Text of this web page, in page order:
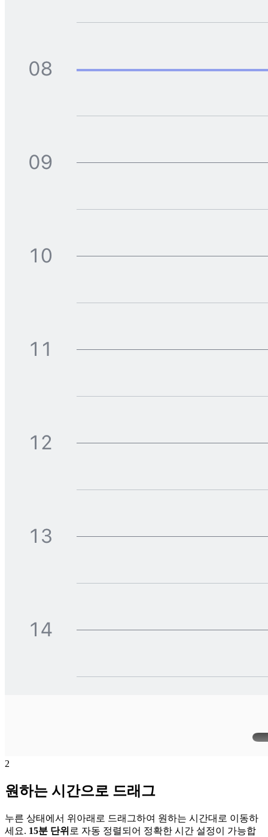
2
원하는 시간으로 드래그
누른 상태에서 위아래로 드래그하여 원하는 시간대로 이동하
세요. 15분 단위 로 자동 정렬되어 정확한 시간 설정이 가능합